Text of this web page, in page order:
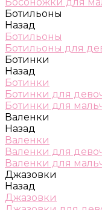
Ботильоны
Назад
Ботильоны
Ботильоны для
Ботинки
Назад
Ботинки
Ботинки для
Ботинки для
Валенки
Назад
Валенки
Валенки для
Валенки для
Джазовки
Назад
Джазовки